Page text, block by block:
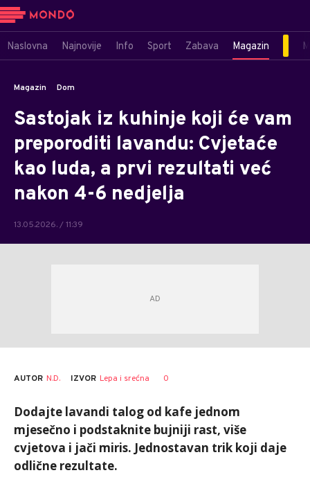
Naslovna Najnovije Info Sport Zabava Magazin
Magazin Dom
Sastojak iz kuhinje koji će vam
preporoditi lavandu: Cvjetaće
kao luda, a prvi rezultati već
nakon 4-6 nedjelja
13.05.2026. / 11:39
AUTOR N.D. IZVOR Lepa i srećna 0
Dodajte lavandi talog od kafe jednom
mjesečno i podstaknite bujniji rast, više
cvjetova i jači miris. Jednostavan trik koji daje
odlične rezultate.